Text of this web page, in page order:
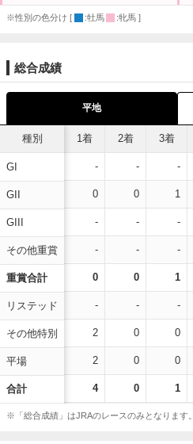
※性別の色分け [ :牡馬 :牝馬 ]
総合成績
平地
種別
GI
GII
GIII
その他重賞
重賞合計
リステッド
その他特別
平場
合計
1着 2着 3着
- - -
0 0 1
- - -
- - -
0 0 1
- - -
2 0 0
2 0 0
4 0 1
※「総合成績」はJRAのレースのみとなります。